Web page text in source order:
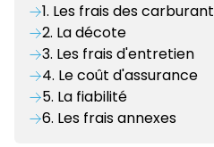
1. Les frais des carburant
2. La décote
3. Les frais d'entretien
4. Le coût d'assurance
5. La fiabilité
6. Les frais annexes